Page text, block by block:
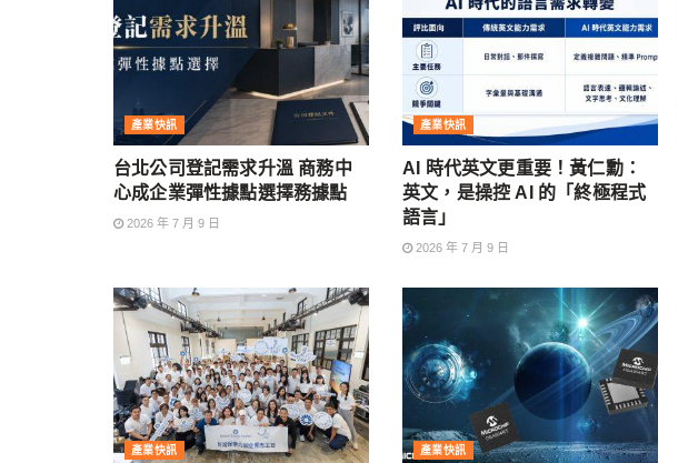
產業快訊
台北公司登記需求升溫 商務中
心成企業彈性據點選擇務據點
2026 年 7 月 9 日
產業快訊
AI 時代英文更重要！黃仁勳：
英文，是操控 AI 的「終極程式
語言」
2026 年 7 月 9 日
產業快訊 產業快訊